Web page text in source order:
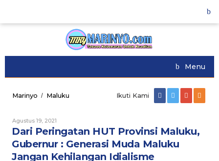
content
Menu
Marinyo / Maluku
Maluku,
Gubernur
:
Generasi
Ikuti Kami
Agustus 19, 2021
Marinyo
Dari Peringatan HUT Provinsi Maluku,
Gubernur : Generasi Muda Maluku
Jangan Kehilangan Idialisme